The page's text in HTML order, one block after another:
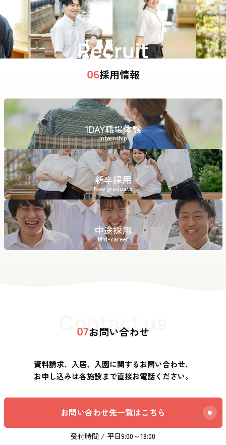
Recruit
06採用情報
1DAY職場体験
Internship
新卒採用
New graduate
中途採用
Mid-career
Contact us
07お問い合わせ
資料請求、入居、入園に関するお問い合わせ、
お申し込みは各施設まで直接お電話ください。
お問い合わせ先一覧はこちら
受付時間 / 平日9:00～18:00